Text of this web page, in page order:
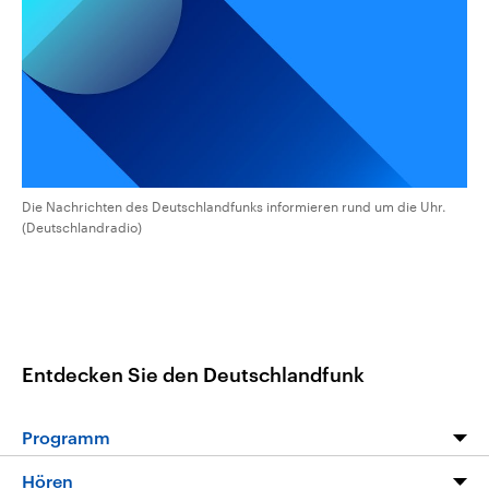
CDU, SPD und FDP regiert.-
Umfragen, Prognosen,
Wahlprogramme, aktuelle Berichte
und Hintergründe zu den Parteien
und Kandidaten der anstehenden
Wahl.
Programm Podcasts
Audio-Archiv
Die Nachrichten des Deutschlandfunks informieren rund um die Uhr.
(Deutschlandradio)
Entdecken Sie den Deutschlandfunk
Programm
Programm
Hören